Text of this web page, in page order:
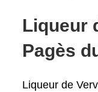
Liqueur
Pagès
Liqueur de